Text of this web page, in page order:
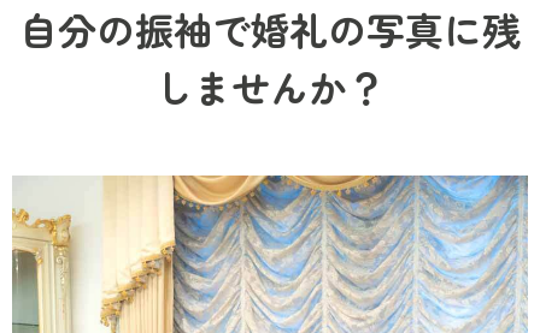
自分の振袖で婚礼の写真に残
しませんか？